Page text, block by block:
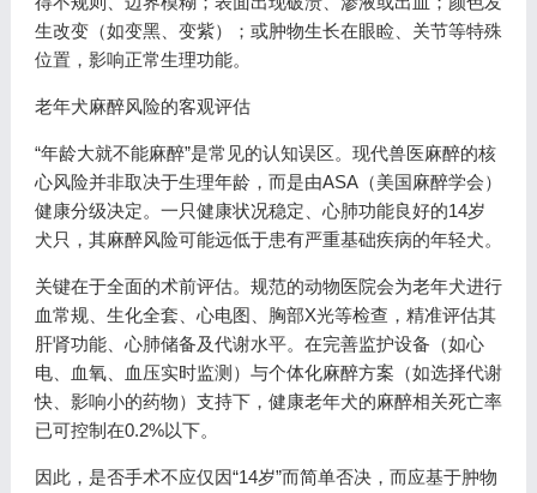
生改变（如变黑、变紫）；或肿物生长在眼睑、关节等特殊
位置，影响正常生理功能。
老年犬麻醉风险的客观评估
“年龄大就不能麻醉”是常见的认知误区。现代兽医麻醉的核
心风险并非取决于生理年龄，而是由ASA（美国麻醉学会）
健康分级决定。一只健康状况稳定、心肺功能良好的14岁
犬只，其麻醉风险可能远低于患有严重基础疾病的年轻犬。
关键在于全面的术前评估。规范的动物医院会为老年犬进行
血常规、生化全套、心电图、胸部X光等检查，精准评估其
肝肾功能、心肺储备及代谢水平。在完善监护设备（如心
电、血氧、血压实时监测）与个体化麻醉方案（如选择代谢
快、影响小的药物）支持下，健康老年犬的麻醉相关死亡率
已可控制在0.2%以下。
因此，是否手术不应仅因“14岁”而简单否决，而应基于肿物